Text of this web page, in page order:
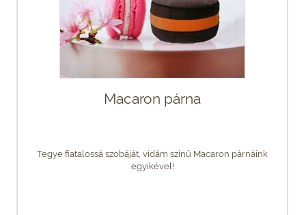
Macaron párna
Tegye fiatalossá szobáját, vidám színű Macaron párnáink
egyikével!